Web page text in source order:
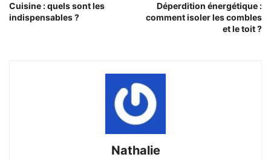
Cuisine : quels sont les
indispensables ?
Déperdition énergétique :
comment isoler les combles
et le toit ?
Nathalie